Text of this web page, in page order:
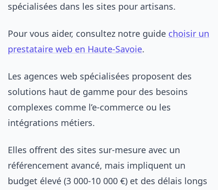
spécialisées dans les sites pour artisans.
Pour vous aider, consultez notre guide choisir un
prestataire web en Haute-Savoie.
Les agences web spécialisées proposent des
solutions haut de gamme pour des besoins
complexes comme l’e-commerce ou les
intégrations métiers.
Elles offrent des sites sur-mesure avec un
référencement avancé, mais impliquent un
budget élevé (3 000-10 000 €) et des délais longs